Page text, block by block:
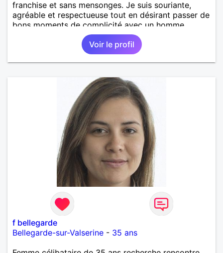
franchise et sans mensonges. Je suis souriante,
agréable et respectueuse tout en désirant passer de
bons moments de complicité avec un homme
voulant aller dans la même direction que moi.
Voir le profil
f bellegarde
Bellegarde-sur-Valserine - 35 ans